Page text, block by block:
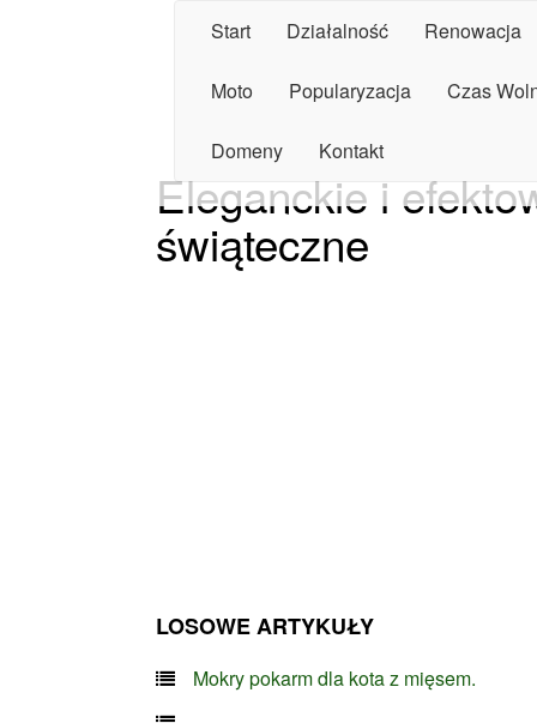
Start Działalność Renowacja
Moto Popularyzacja Czas
Domeny Kontakt
Eleganckie i
świąteczne
LOSOWE ARTYKUŁY
Mokry pokarm dla kota z mięsem.